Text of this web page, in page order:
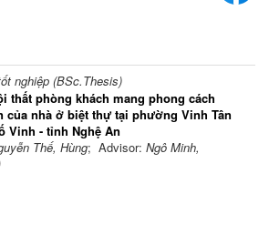
nghiệp (BSc.Thesis)
thất phòng khách mang phong cách
của nhà ở biệt thự tại phường Vinh Tân
Vinh - tỉnh Nghệ An
Thế, Hùng; Advisor: Ngô Minh,